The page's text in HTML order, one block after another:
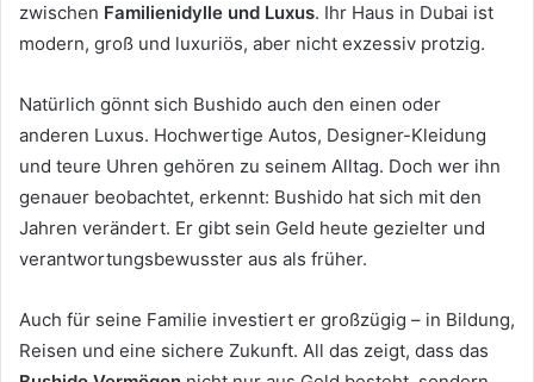
zwischen Familienidylle und Luxus. Ihr Haus in Dubai ist
modern, groß und luxuriös, aber nicht exzessiv protzig.
Natürlich gönnt sich Bushido auch den einen oder
anderen Luxus. Hochwertige Autos, Designer-Kleidung
und teure Uhren gehören zu seinem Alltag. Doch wer ihn
genauer beobachtet, erkennt: Bushido hat sich mit den
Jahren verändert. Er gibt sein Geld heute gezielter und
verantwortungsbewusster aus als früher.
Auch für seine Familie investiert er großzügig – in Bildung,
Reisen und eine sichere Zukunft. All das zeigt, dass das